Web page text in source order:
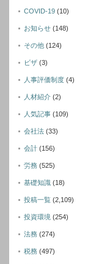
COVID-19 (10)
お知らせ (148)
その他 (124)
ビザ (3)
人事評価制度 (4)
人材紹介 (2)
人気記事 (109)
会社法 (33)
会計 (156)
労務 (525)
基礎知識 (18)
投稿一覧 (2,109)
投資環境 (254)
法務 (274)
税務 (497)